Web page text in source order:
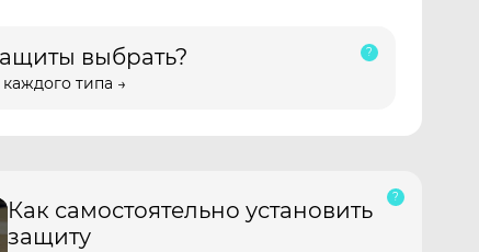
выбрать?
типа →
Как самостоятельно установить
защиту